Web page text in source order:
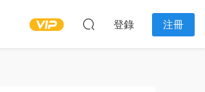
登錄 注冊